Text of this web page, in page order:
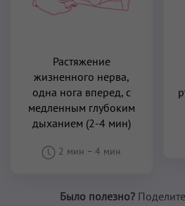
Растяжение
жизненного нерва,
одна нога вперед, с
медленным глубоким
дыханием (2-4 мин)
2 мин –4 мин
Было полезно?